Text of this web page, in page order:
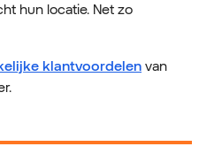
hun locatie. Net zo
klantvoordelen van